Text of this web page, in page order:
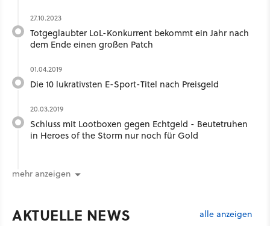
27.10.2023
Totgeglaubter LoL-Konkurrent bekommt ein Jahr nach
dem Ende einen großen Patch
01.04.2019
Die 10 lukrativsten E-Sport-Titel nach Preisgeld
20.03.2019
Schluss mit Lootboxen gegen Echtgeld - Beutetruhen
in Heroes of the Storm nur noch für Gold
mehr anzeigen
AKTUELLE NEWS alle anzeigen